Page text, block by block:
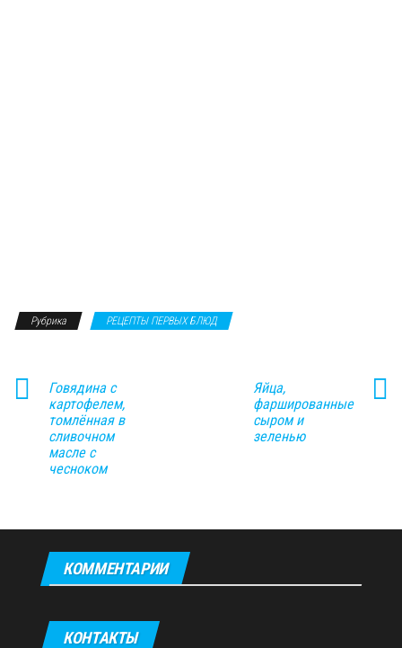
Рубрика РЕЦЕПТЫ ПЕРВЫХ БЛЮД
Говядина с
картофелем,
томлённая в
сливочном
масле с
чесноком
Яйца,
фаршированные
сыром и
зеленью
КОММЕНТАРИИ
КОНТАКТЫ